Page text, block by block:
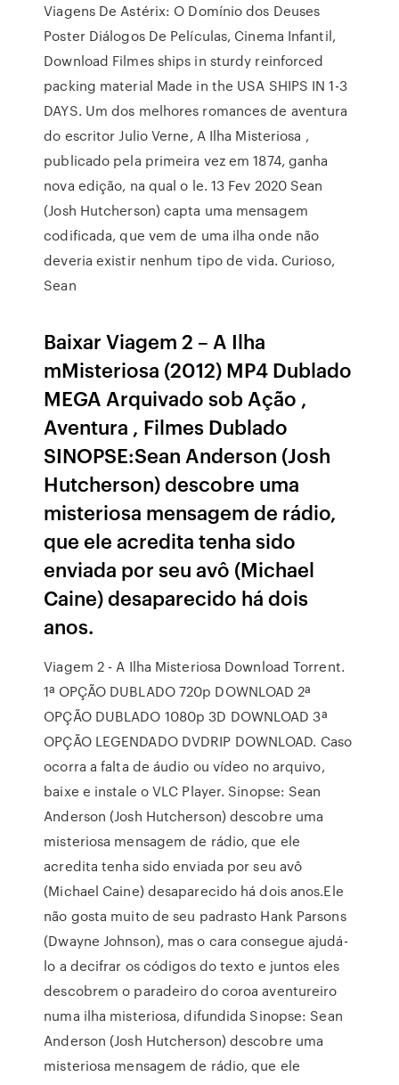
Viagens De Astérix: O Domínio dos Deuses
Poster Diálogos De Películas, Cinema Infantil,
Download Filmes ships in sturdy reinforced
packing material Made in the USA SHIPS IN 1-3
DAYS. Um dos melhores romances de aventura
do escritor Julio Verne, A Ilha Misteriosa ,
publicado pela primeira vez em 1874, ganha
nova edição, na qual o le. 13 Fev 2020 Sean
(Josh Hutcherson) capta uma mensagem
codificada, que vem de uma ilha onde não
deveria existir nenhum tipo de vida. Curioso,
Sean
Baixar Viagem 2 – A Ilha
mMisteriosa (2012) MP4 Dublado
MEGA Arquivado sob Ação ,
Aventura , Filmes Dublado
SINOPSE:Sean Anderson (Josh
Hutcherson) descobre uma
misteriosa mensagem de rádio,
que ele acredita tenha sido
enviada por seu avô (Michael
Caine) desaparecido há dois
anos.
Viagem 2 - A Ilha Misteriosa Download Torrent.
1ª OPÇÃO DUBLADO 720p DOWNLOAD 2ª
OPÇÃO DUBLADO 1080p 3D DOWNLOAD 3ª
OPÇÃO LEGENDADO DVDRIP DOWNLOAD. Caso
ocorra a falta de áudio ou vídeo no arquivo,
baixe e instale o VLC Player. Sinopse: Sean
Anderson (Josh Hutcherson) descobre uma
misteriosa mensagem de rádio, que ele
acredita tenha sido enviada por seu avô
(Michael Caine) desaparecido há dois anos.Ele
não gosta muito de seu padrasto Hank Parsons
(Dwayne Johnson), mas o cara consegue ajudá-
lo a decifrar os códigos do texto e juntos eles
descobrem o paradeiro do coroa aventureiro
numa ilha misteriosa, difundida Sinopse: Sean
Anderson (Josh Hutcherson) descobre uma
misteriosa mensagem de rádio, que ele